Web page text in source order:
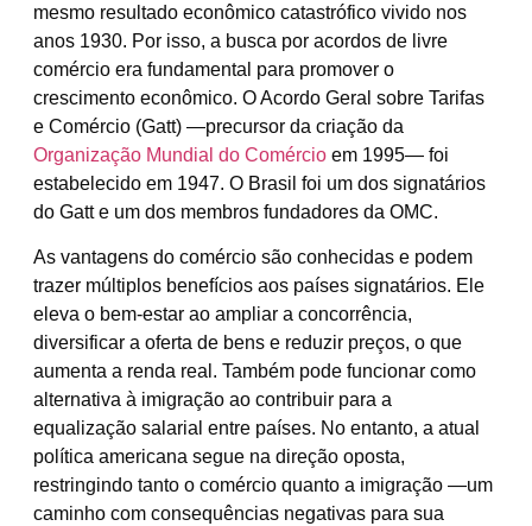
mesmo resultado econômico catastrófico vivido nos
anos 1930. Por isso, a busca por acordos de livre
comércio era fundamental para promover o
crescimento econômico. O Acordo Geral sobre Tarifas
e Comércio (Gatt) —precursor da criação da
Organização Mundial do Comércio em 1995— foi
estabelecido em 1947. O Brasil foi um dos signatários
do Gatt e um dos membros fundadores da OMC.
As vantagens do comércio são conhecidas e podem
trazer múltiplos benefícios aos países signatários. Ele
eleva o bem-estar ao ampliar a concorrência,
diversificar a oferta de bens e reduzir preços, o que
aumenta a renda real. Também pode funcionar como
alternativa à imigração ao contribuir para a
equalização salarial entre países. No entanto, a atual
política americana segue na direção oposta,
restringindo tanto o comércio quanto a imigração —um
caminho com consequências negativas para sua